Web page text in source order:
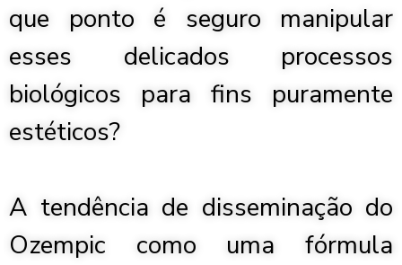
que ponto é seguro manipular
esses delicados processos
biológicos para fins puramente
estéticos?
A tendência de disseminação do
Ozempic como uma fórmula